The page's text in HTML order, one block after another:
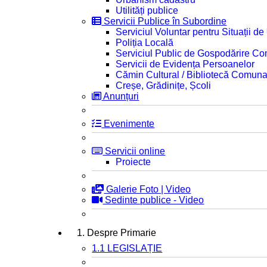
Utilități publice
Servicii Publice în Subordine
Serviciul Voluntar pentru Situații de
Poliția Locală
Serviciul Public de Gospodărire
Servicii de Evidența Persoanelor
Cămin Cultural / Bibliotecă
Creșe, Grădinițe, Școli
Anunțuri
Evenimente
Servicii online
Proiecte
Galerie Foto | Video
Sedinte publice - Video
1. Despre Primarie
1.1 LEGISLAȚIE